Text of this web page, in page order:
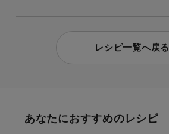
レシピ一覧へ戻る
あなたにおすすめのレシピ